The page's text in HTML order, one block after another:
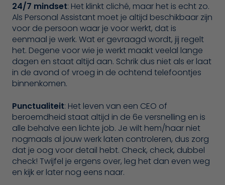
24/7 mindset: Het klinkt cliché, maar het is echt zo.
Als Personal Assistant moet je altijd beschikbaar zijn
voor de persoon waar je voor werkt, dat is
eenmaal je werk. Wat er gevraagd wordt, jij regelt
het. Degene voor wie je werkt maakt veelal lange
dagen en staat altijd aan. Schrik dus niet als er laat
in de avond of vroeg in de ochtend telefoontjes
binnenkomen.
Punctualiteit: Het leven van een CEO of
beroemdheid staat altijd in de 6e versnelling en is
alle behalve een lichte job. Je wilt hem/haar niet
nogmaals al jouw werk laten controleren, dus zorg
dat je oog voor detail hebt. Check, check, dubbel
check! Twijfel je ergens over, leg het dan even weg
en kijk er later nog eens naar.